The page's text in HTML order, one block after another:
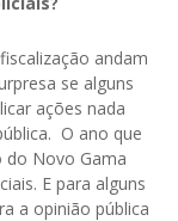
andam
se alguns
ações nada
O ano que
do Novo Gama
E para alguns
a opinião pública